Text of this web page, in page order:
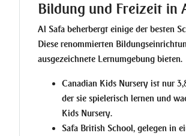
Bildung und Freizeit in
Al Safa beherbergt einige der besten
Diese renommierten
ausgezeichnete Lernumgebung bieten.
Canadian Kids Nursery ist nur
der sie spielerisch lernen und
Kids Nursery.
Safa British School, gelegen in